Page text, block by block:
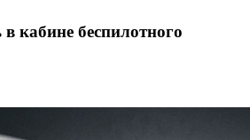
кабине беспилотного